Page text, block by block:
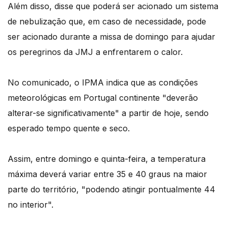
Além disso, disse que poderá ser acionado um sistema
de nebulização que, em caso de necessidade, pode
ser acionado durante a missa de domingo para ajudar
os peregrinos da JMJ a enfrentarem o calor.
No comunicado, o IPMA indica que as condições
meteorológicas em Portugal continente "deverão
alterar-se significativamente" a partir de hoje, sendo
esperado tempo quente e seco.
Assim, entre domingo e quinta-feira, a temperatura
máxima deverá variar entre 35 e 40 graus na maior
parte do território, "podendo atingir pontualmente 44
no interior".